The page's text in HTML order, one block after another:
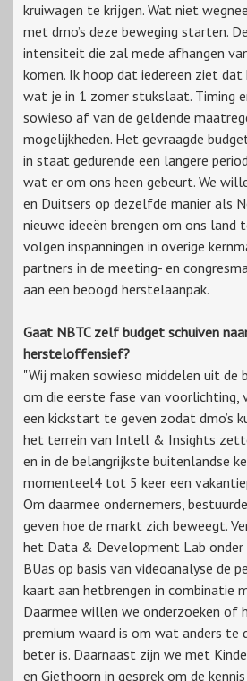
kruiwagen te krijgen. Wat niet
met dmo’s deze beweging starten.
intensiteit die zal mede afhangen
komen. Ik hoop dat iedereen ziet
wat je in 1 zomer stukslaat. Timing
sowieso af van de geldende
mogelijkheden. Het gevraagde
in staat gedurende een langere
wat er om ons heen gebeurt. We
en Duitsers op dezelfde manier als
nieuwe ideeën brengen om ons land
volgen inspanningen in overige
partners in de meeting- en
aan een beoogd herstelaanpak.
Gaat NBTC zelf budget schuiven
hersteloffensief?
"Wij maken sowieso middelen uit de
om die eerste fase van voorlichting,
een kickstart te geven zodat dmo’s
het terrein van Intell & Insights
en in de belangrijkste buitenlandse
momenteel4 tot 5 keer een
Om daarmee ondernemers,
geven hoe de markt zich beweegt.
het Data & Development Lab onder
BUas op basis van videoanalyse de
kaart aan hetbrengen in combinatie
Daarmee willen we onderzoeken of
premium waard is om wat anders te
beter is. Daarnaast zijn we met
en Giethoorn in gesprek om de